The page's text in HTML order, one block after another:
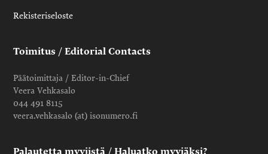
Rekisteriseloste
Toimitus / Editorial Contacts
Päätoimittaja / Editor-in-Chief
Veera Vehkasalo
044 491 8115
veera.vehkasalo (at) isonumero.fi
Palautetta myyjistä / Haluatko myyjäksi?